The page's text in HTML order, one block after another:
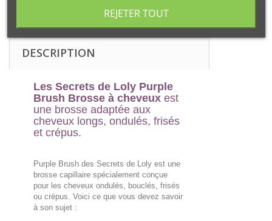
DESCRIPTION
Les Secrets de Loly Purple
Brush Brosse à cheveux est
une brosse adaptée aux
cheveux longs, ondulés, frisés
et crépus.
Purple Brush des Secrets de Loly est une
brosse capillaire spécialement conçue
pour les cheveux ondulés, bouclés, frisés
ou crépus. Voici ce que vous devez savoir
à son sujet :
REJETER TOUT